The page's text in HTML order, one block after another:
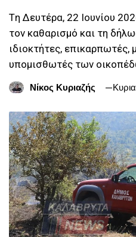
Tη Δευτέρα, 22 Ιουνίου
τον καθαρισμό και τη
ιδιοκτήτες, επικαρπωτές,
υπομισθωτές των
Νίκος Κυριαζής